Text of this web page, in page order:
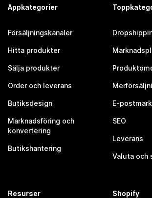
Appkategorier
Försäljningskanaler
Hitta produkter
Sälja produkter
Order och leverans
Butiksdesign
Marknadsföring och
konvertering
Butikshantering
E-
SEO
Leverans
Valuta och
Resurser Shopify